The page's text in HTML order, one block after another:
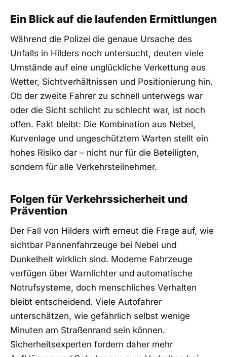
Ein Blick auf die laufenden Ermittlungen
Während die Polizei die genaue Ursache des
Unfalls in Hilders noch untersucht, deuten viele
Umstände auf eine unglückliche Verkettung aus
Wetter, Sichtverhältnissen und Positionierung hin.
Ob der zweite Fahrer zu schnell unterwegs war
oder die Sicht schlicht zu schlecht war, ist noch
offen. Fakt bleibt: Die Kombination aus Nebel,
Kurvenlage und ungeschütztem Warten stellt ein
hohes Risiko dar – nicht nur für die Beteiligten,
sondern für alle Verkehrsteilnehmer.
Folgen für Verkehrssicherheit und
Prävention
Der Fall von Hilders wirft erneut die Frage auf, wie
sichtbar Pannenfahrzeuge bei Nebel und
Dunkelheit wirklich sind. Moderne Fahrzeuge
verfügen über Warnlichter und automatische
Notrufsysteme, doch menschliches Verhalten
bleibt entscheidend. Viele Autofahrer
unterschätzen, wie gefährlich selbst wenige
Minuten am Straßenrand sein können.
Sicherheitsexperten fordern daher mehr